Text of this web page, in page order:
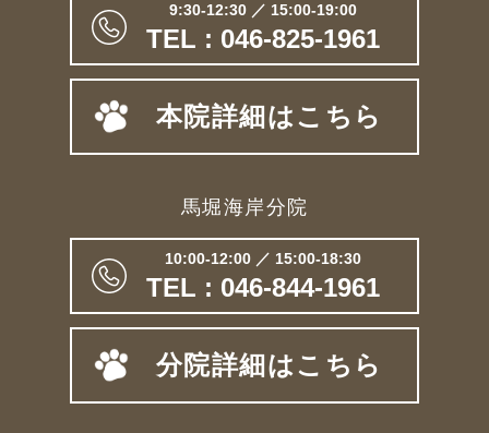
9:30-12:30 ／ 15:00-19:00
TEL : 046-825-1961
本院詳細はこちら
馬堀海岸分院
10:00-12:00 ／ 15:00-18:30
TEL : 046-844-1961
分院詳細はこちら